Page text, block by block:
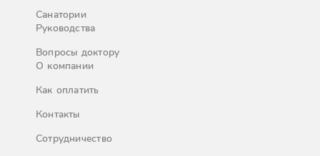
Санатории
Руководства
Вопросы доктору
О компании
Как оплатить
Контакты
Сотрудничество